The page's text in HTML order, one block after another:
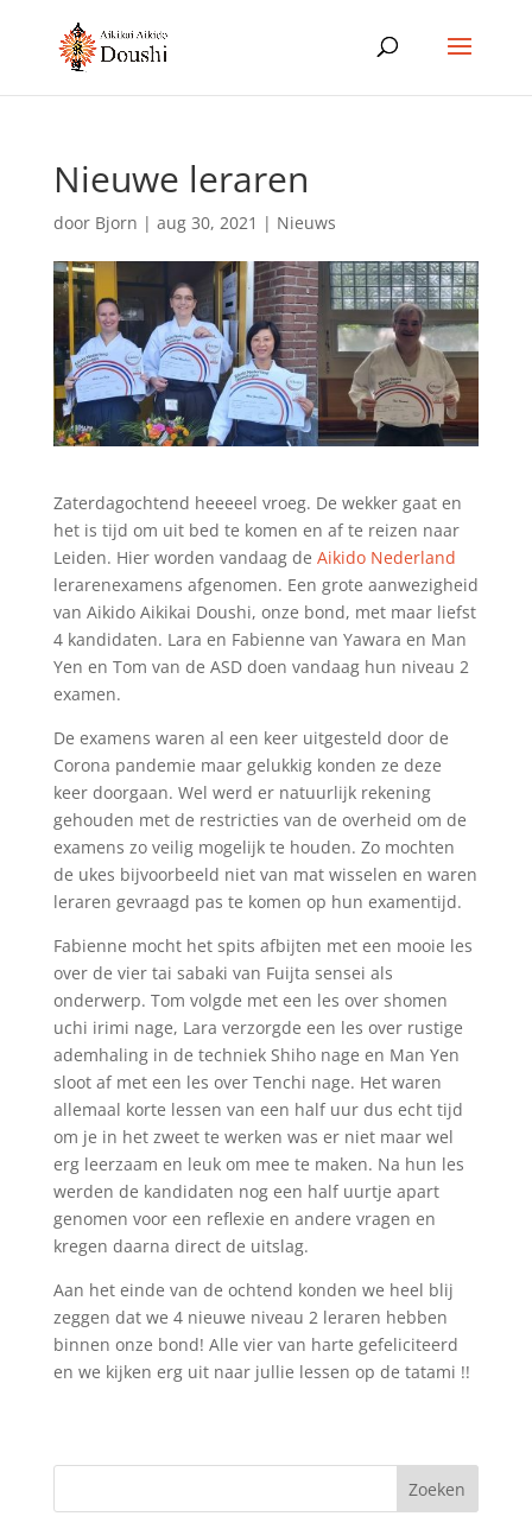
Nieuwe leraren
door Bjorn | aug 30, 2021 | Nieuws
Zaterdagochtend heeeeel vroeg. De wekker gaat en
het is tijd om uit bed te komen en af te reizen naar
Leiden. Hier worden vandaag de Aikido Nederland
lerarenexamens afgenomen. Een grote aanwezigheid
van Aikido Aikikai Doushi, onze bond, met maar liefst
4 kandidaten. Lara en Fabienne van Yawara en Man
Yen en Tom van de ASD doen vandaag hun niveau 2
examen.
De examens waren al een keer uitgesteld door de
Corona pandemie maar gelukkig konden ze deze
keer doorgaan. Wel werd er natuurlijk rekening
gehouden met de restricties van de overheid om de
examens zo veilig mogelijk te houden. Zo mochten
de ukes bijvoorbeeld niet van mat wisselen en waren
leraren gevraagd pas te komen op hun examentijd.
Fabienne mocht het spits afbijten met een mooie les
over de vier tai sabaki van Fuijta sensei als
onderwerp. Tom volgde met een les over shomen
uchi irimi nage, Lara verzorgde een les over rustige
ademhaling in de techniek Shiho nage en Man Yen
sloot af met een les over Tenchi nage. Het waren
allemaal korte lessen van een half uur dus echt tijd
om je in het zweet te werken was er niet maar wel
erg leerzaam en leuk om mee te maken. Na hun les
werden de kandidaten nog een half uurtje apart
genomen voor een reflexie en andere vragen en
kregen daarna direct de uitslag.
Aan het einde van de ochtend konden we heel blij
zeggen dat we 4 nieuwe niveau 2 leraren hebben
binnen onze bond! Alle vier van harte gefeliciteerd
en we kijken erg uit naar jullie lessen op de tatami !!